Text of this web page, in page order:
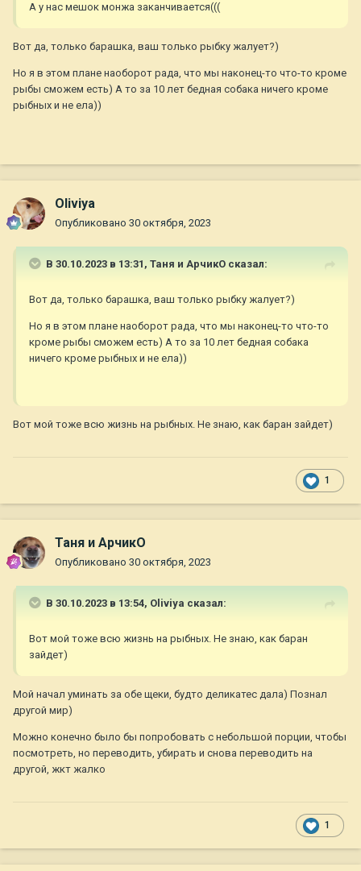
А у нас мешок монжа заканчивается(((
Вот да, только барашка, ваш только рыбку жалует?)
Но я в этом плане наоборот рада, что мы наконец-то что-то кроме
рыбы сможем есть) А то за 10 лет бедная собака ничего кроме
рыбных и не ела))
Oliviya
Опубликовано 30 октября, 2023
В 30.10.2023 в 13:31, Таня и АрчикО сказал:
Вот да, только барашка, ваш только рыбку жалует?)
Но я в этом плане наоборот рада, что мы наконец-то что-то
кроме рыбы сможем есть) А то за 10 лет бедная собака
ничего кроме рыбных и не ела))
Вот мой тоже всю жизнь на рыбных. Не знаю, как баран зайдет)
1
Таня и АрчикО
Опубликовано 30 октября, 2023
В 30.10.2023 в 13:54, Oliviya сказал:
Вот мой тоже всю жизнь на рыбных. Не знаю, как баран
зайдет)
Мой начал уминать за обе щеки, будто деликатес дала) Познал
другой мир)
Можно конечно было бы попробовать с небольшой порции, чтобы
посмотреть, но переводить, убирать и снова переводить на
другой, жкт жалко
1